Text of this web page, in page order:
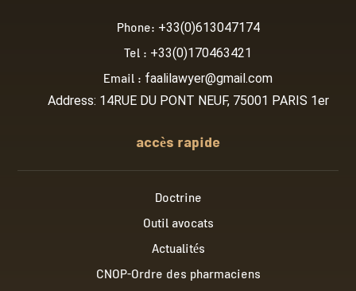
Phone: +33(0)613047174
Tel : +33(0)170463421
Email : faalilawyer@gmail.com
Address: 14RUE DU PONT NEUF, 75001 PARIS 1er
accès rapide
Doctrine
Outil avocats
Actualités
CNOP-Ordre des pharmaciens